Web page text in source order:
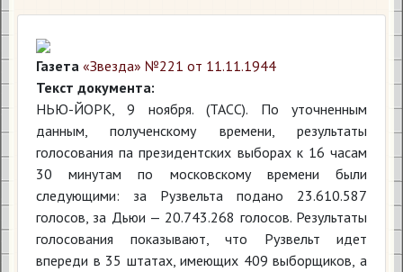
Газета «Звезда» №221 от 11.11.1944
Текст документа:
НЬЮ-ЙОРК, 9 ноября. (ТАСС). По уточненным
данным, полученскому времени, результаты
голосования па президентских выборах к 16 часам
30 минутам по московскому времени были
следующими: за Рузвельта подано 23.610.587
голосов, за Дьюи — 20.743.268 голосов. Результаты
голосования показывают, что Рузвельт идет
впереди в 35 штатах, имеющих 409 выборщиков, а